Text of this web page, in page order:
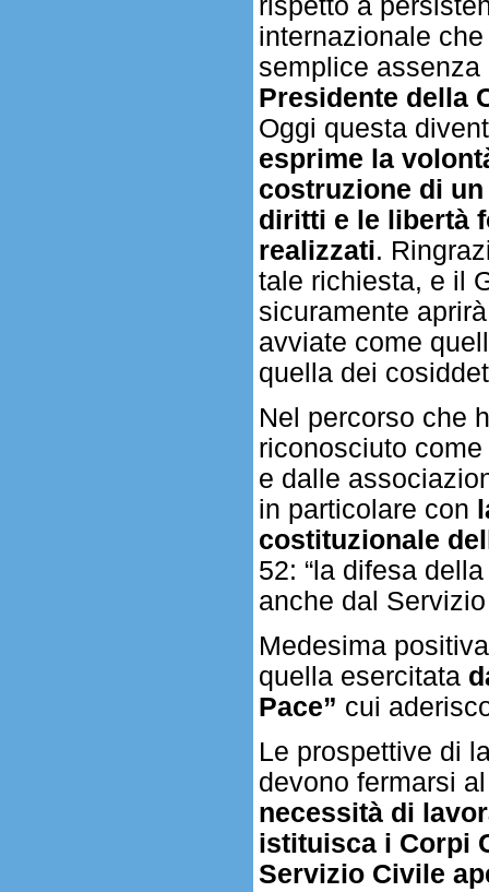
rispetto a
internazionale
semplice
Presidente della
Oggi questa
esprime la
costruzione di
diritti e le libertà
realizzati.
tale richiesta, e il
sicuramente
avviate come
quella dei
Nel percorso che
riconosciuto
e dalle
in particolare con
costituzionale
52: “la difesa
anche dal
Medesima
quella esercitata
Pace” cui
Le prospettive di
devono fermarsi
necessità di
istituisca i Corpi
Servizio Civile